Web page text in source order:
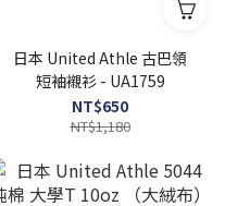
日本 United Athle 古巴領
短袖襯衫 - UA1759
NT$650
NT$1,180